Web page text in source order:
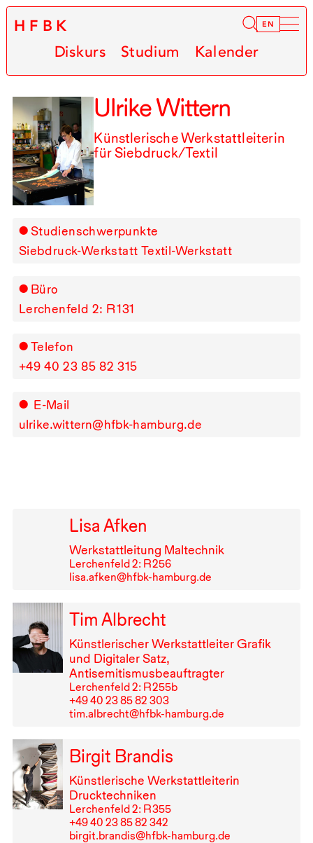
HFBK EN
Diskurs Studium Kalender
Ulrike Wittern
Künstlerische Werkstattleiterin
für Siebdruck/Textil
Studienschwerpunkte
Siebdruck-Werkstatt Textil-Werkstatt
Büro
Lerchenfeld 2: R⁠ ⁠131
Telefon
+49⁠ ⁠40⁠ ⁠23⁠ ⁠85⁠ ⁠82⁠ ⁠315
E-Mail
ulrike.wittern@hfbk-hamburg.de
Lisa Afken
Werkstattleitung Maltechnik
Lerchenfeld 2: R⁠ ⁠256
lisa.afken@hfbk-hamburg.de
Tim Albrecht
Künstlerischer Werkstattleiter Grafik
und Digitaler Satz,
Antisemitismusbeauftragter
Lerchenfeld 2: R⁠ ⁠255b
+49⁠ ⁠40⁠ ⁠23⁠ ⁠85⁠ ⁠82⁠ ⁠303
tim.albrecht@hfbk-hamburg.de
Birgit Brandis
Künstlerische Werkstattleiterin
Drucktechniken
Lerchenfeld 2: R⁠ ⁠355
+49⁠ ⁠40⁠ ⁠23⁠ ⁠85⁠ ⁠82⁠ ⁠342
birgit.brandis@hfbk-hamburg.de